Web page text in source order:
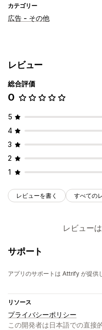
カテゴリー
広告 - その他
レビュー
総合評価
0
5
4
3
2
1
レビューを書く すべての
レビュー
サポート
アプリのサポートは Attrify が提供
リソース
プライバシーポリシー
この開発者は日本語での直接